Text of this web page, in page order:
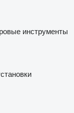
инструменты